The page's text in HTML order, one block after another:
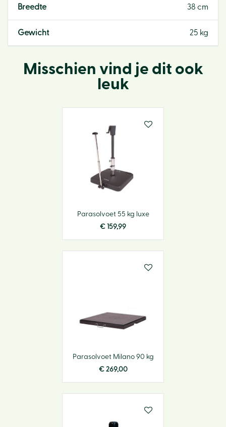
Breedte 38 cm
Gewicht 25 kg
Misschien vind je dit ook
leuk
Parasolvoet 55 kg luxe
€ 159,99
Parasolvoet Milano 90 kg
€ 269,00